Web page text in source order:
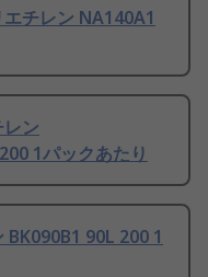
チレン NA140A1
ン
1パックあたり
BK090B1 90L 200 1